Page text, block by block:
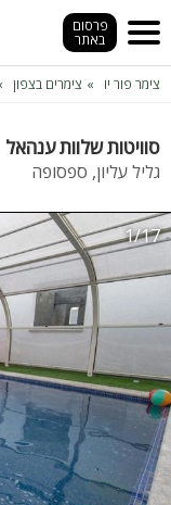
פרסום
באתר
צימר פור יו צימרים בצפון
סוויטות שלוות ענהאל
גליל עליון, ספסופה
1/17